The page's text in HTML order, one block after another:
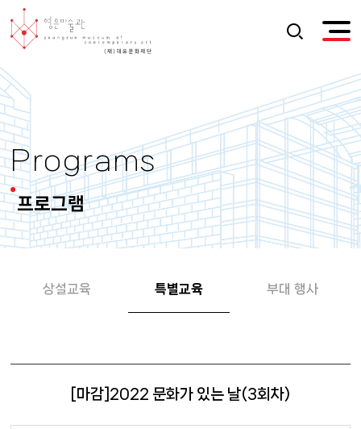
Programs
프로그램
상설교육 특별교육 부대 행사
[마감]2022 문화가 있는 날(3회차)